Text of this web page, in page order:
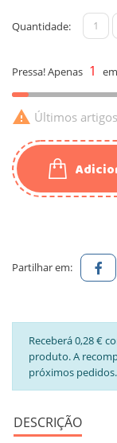
Quantidade:
Pressa! Apenas 1
 Últimos
Partilhar em:
Receberá 0,28 €
produto. A
próximos pedidos.
DESCRIÇÃO